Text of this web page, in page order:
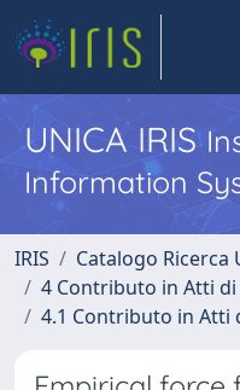
UNICA IRIS
Information
IRIS
Catalogo Ricerca
4 Contributo in Atti
4.1 Contributo in Atti